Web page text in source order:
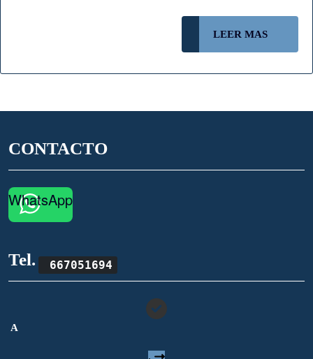
LEER MAS
MAS
CONTACTO
WhatsApp
Tel. 667051694
A
.